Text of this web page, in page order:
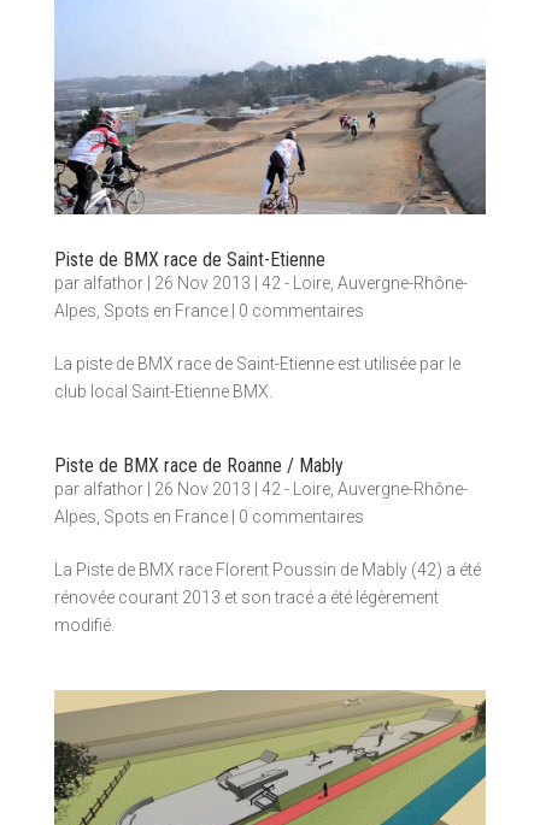
Piste de BMX race de Saint-Etienne
par alfathor| 26 Nov 2013 42 - Loire, Auvergne-Rhône-
Alpes, Spots en France| 0 commentaires
La piste de BMX race de Saint-Etienne est utilisée par le
club local Saint-Etienne BMX.
Piste de BMX race de Roanne / Mably
par alfathor| 26 Nov 2013 42 - Loire, Auvergne-Rhône-
Alpes, Spots en France| 0 commentaires
La Piste de BMX race Florent Poussin de Mably (42) a été
rénovée courant 2013 et son tracé a été légèrement
modifié.